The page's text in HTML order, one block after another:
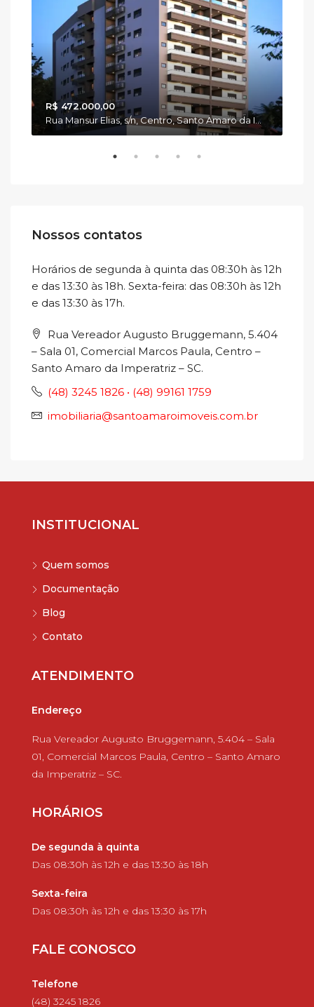
R$ 472.000,00
Rua Mansur Elias, s/n, Centro, Santo Amaro da Imperatriz - SC.
Nossos contatos
Horários de segunda à quinta das 08:30h às 12h
e das 13:30 às 18h. Sexta-feira: das 08:30h às 12h
e das 13:30 às 17h.
Rua Vereador Augusto Bruggemann, 5.404
– Sala 01, Comercial Marcos Paula, Centro –
Santo Amaro da Imperatriz – SC.
(48) 3245 1826 • (48) 99161 1759
imobiliaria@santoamaroimoveis.com.br
INSTITUCIONAL
Quem somos
Documentação
Blog
Contato
ATENDIMENTO
Endereço
Rua Vereador Augusto Bruggemann, 5.404 – Sala
01, Comercial Marcos Paula, Centro – Santo Amaro
da Imperatriz – SC.
HORÁRIOS
De segunda à quinta
Das 08:30h às 12h e das 13:30 às 18h
Sexta-feira
Das 08:30h às 12h e das 13:30 às 17h
FALE CONOSCO
Telefone
(48) 3245 1826